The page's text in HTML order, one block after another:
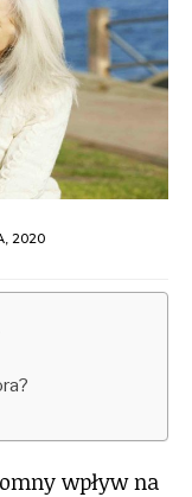
2020
wpływ na